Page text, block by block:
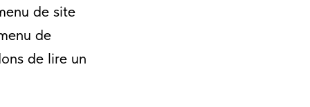
de site
de
de lire un